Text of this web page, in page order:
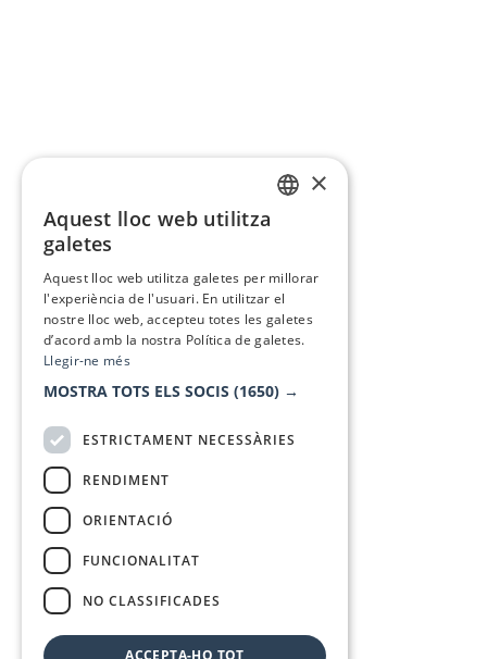
×
Aquest lloc web utilitza
galetes
Aquest lloc web utilitza galetes per millorar
l'experiència de l'usuari. En utilitzar el
nostre lloc web, accepteu totes les galetes
d’acord amb la nostra Política de galetes.
Llegir-ne més
MOSTRA TOTS ELS SOCIS (1650) →
ESTRICTAMENT NECESSÀRIES
RENDIMENT
ORIENTACIÓ
FUNCIONALITAT
NO CLASSIFICADES
ACCEPTA-HO TOT